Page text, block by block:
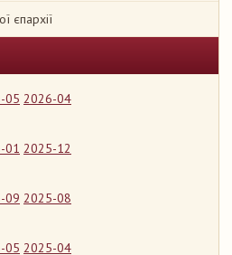
єпархії
05 2026-04
01 2025-12
09 2025-08
05 2025-04